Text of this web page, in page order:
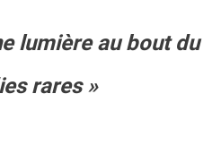
lumière au bout du
rares »